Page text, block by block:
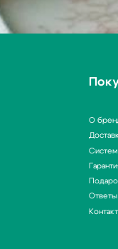
Политика конфиденциальности